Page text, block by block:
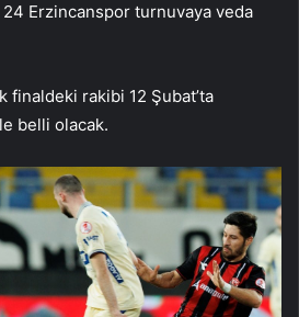
Erzincanspor turnuvaya veda
finaldeki rakibi 12 Şubat’ta
belli olacak.